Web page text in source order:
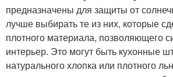
предназначены для защиты от
лучше выбирать те из них, которые
плотного материала, позволяющего
интерьер. Это могут быть кухонные
натурального хлопка или плотного